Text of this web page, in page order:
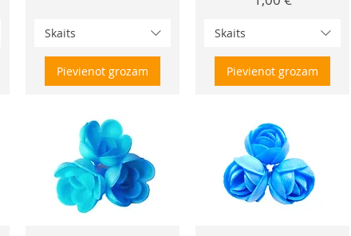
Skaits
Pievienot grozam
Skaits
Pievienot grozam